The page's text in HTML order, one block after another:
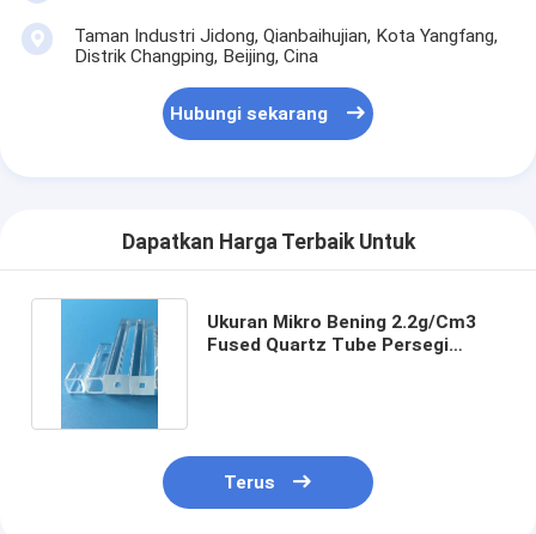
Taman Industri Jidong, Qianbaihujian, Kota Yangfang,
Distrik Changping, Beijing, Cina
Hubungi sekarang
Dapatkan Harga Terbaik Untuk
Ukuran Mikro Bening 2.2g/Cm3
Fused Quartz Tube Persegi
Terus